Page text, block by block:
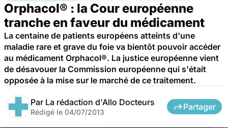
Orphacol® : la Cour européenne
tranche en faveur du médicament
La centaine de patients européens atteints d'une
maladie rare et grave du foie va bientôt pouvoir accéder
au médicament Orphacol®. La justice européenne vient
de désavouer la Commission européenne qui s'était
opposée à la mise sur le marché de ce traitement.
Par La rédaction d'Allo Docteurs
Rédigé le 04/07/2013
Partager